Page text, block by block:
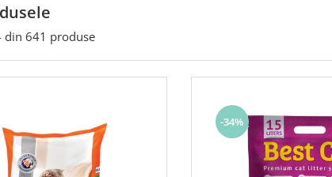
din 641 produse
-34%